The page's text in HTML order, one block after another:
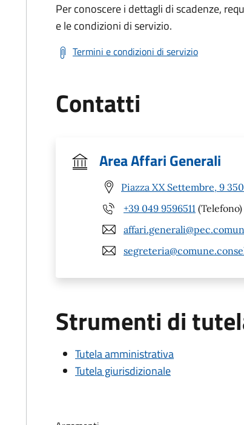
Per conoscere i dettagli di scadenze,
e le condizioni di servizio.
Termini e condizioni di servizio
Contatti
Area Affari Generali
Piazza XX Settembre, 9
+39 049 9596511 (Telefono)
Strumenti di
Tutela amministrativa
Tutela giurisdizionale